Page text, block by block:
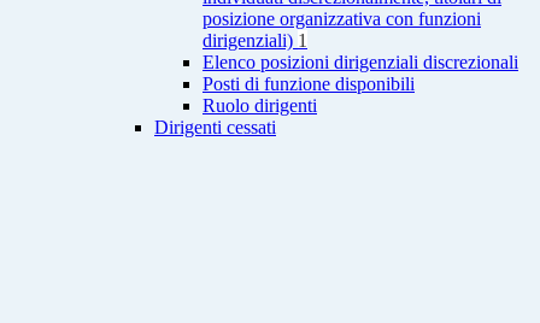
posizione organizzativa con funzioni
dirigenziali) 1
Elenco posizioni dirigenziali discrezionali
Posti di funzione disponibili
Ruolo dirigenti
Dirigenti cessati